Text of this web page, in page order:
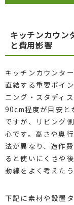
キッチンカウン
と費用影響
キッチンカウンタ
直結する重要ポイ
ニング・スタディ
90cm程度が目安と
ですが、リビング
心です。高さや奥
法が異なり、造作
ると使いにくさや
動線をよく考えた
下記に素材や設置